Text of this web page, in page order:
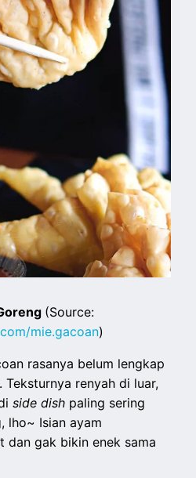
(Source:
mie.gacoan)
rasanya belum lengkap
Teksturnya renyah di luar,
side dish paling sering
lho~ Isian ayam
dan gak bikin enek sama